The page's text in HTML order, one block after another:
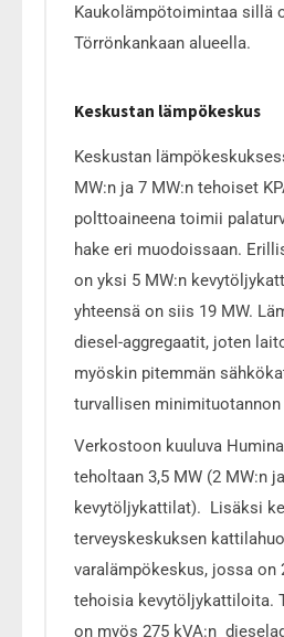
Kaukolämpötoimintaa sillä
Törrönkankaan alueella.
Keskustan lämpökeskus
Keskustan
MW:n ja 7 MW:n tehoiset
polttoaineena toimii
hake eri muodoissaan.
on yksi 5 MW:n
yhteensä on siis 19 MW.
diesel-aggregaatit, joten
myöskin pitemmän
turvallisen
Verkostoon kuuluva
teholtaan 3,5 MW (2 MW:n
kevytöljykattilat). Lisäksi
terveyskeskuksen
varalämpökeskus, jossa on
tehoisia kevytöljykattiloita.
on myös 275 kVA:n